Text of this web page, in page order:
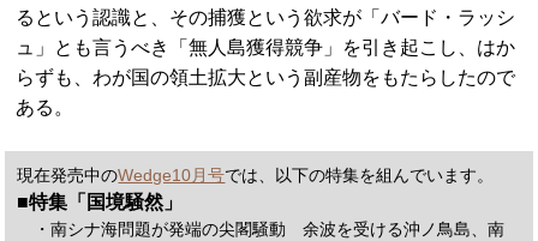
るという認識と、その捕獲という欲求が「バード・ラッシ
ュ」とも言うべき「無人島獲得競争」を引き起こし、はか
らずも、わが国の領土拡大という副産物をもたらしたので
ある。
現在発売中のWedge10月号では、以下の特集を組んでいます。
■特集「国境騒然」
・南シナ海問題が発端の尖閣騒動 余波を受ける沖ノ鳥島、南